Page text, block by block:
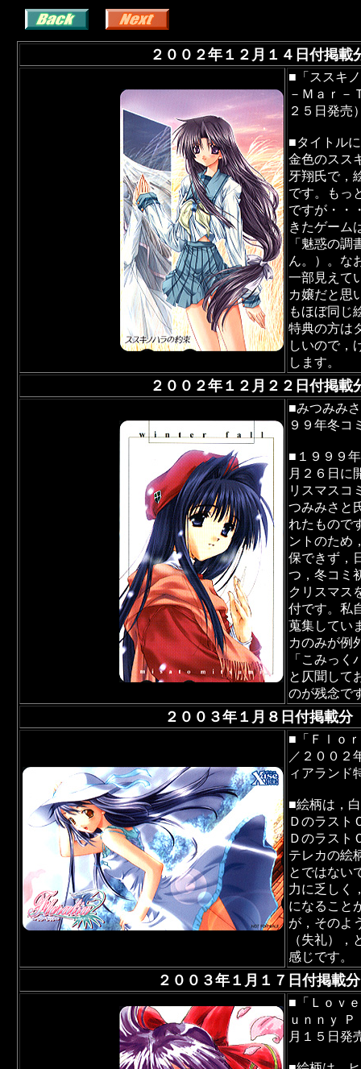
２００２年１２月１４日付掲載
■「ススキ
－Ｍａｒ－
２５日発売
■タイトル
金色のスス
牙翔氏で，
です。もっ
ですが・・
きたゲーム
「魅惑の調
ん。）。な
一部見えて
カ嬢だと思
もほぼ同じ
特典の方は
しいので，
します。
２００２年１２月２２日付掲載
■みつみみ
９９年冬コ
■１９９９
月２６日に
リスマスコ
つみみさと
れたもので
ントのため
保できず，
つ，冬コミ
クリスマス
付です。私
蒐集してい
カのみが例
「こみっ
と仄聞して
のが残念で
２００３年１月８日付掲載分
■「Ｆｌｏ
／２００２
ィアランド
■絵柄は，
Ｄのラスト
Ｄのラスト
テレカの絵
とではない
力に乏しく
になること
が，そのよ
（失礼）
感じです。
２００３年１月１７日付掲載分
■「Ｌｏｖ
ｕｎｎｙ
月１５日発